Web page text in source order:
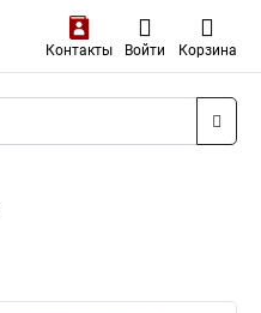
Контакты Войти Корзина